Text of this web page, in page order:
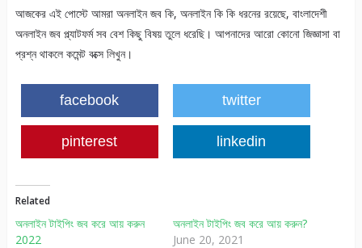
আজকের এই পোস্টে আমরা অনলাইন জব কি, অনলাইন কি কি ধরনের রয়েছে, বাংলাদেশী
অনলাইন জব প্ল্যাটফর্ম সব বেশ কিছু বিষয় তুলে ধরেছি। আপনাদের আরো কোনো জিজ্ঞাসা বা
প্রশ্ন থাকলে কমেন্ট বক্সে লিখুন।
facebook twitter
pinterest linkedin
Related
অনলাইন টাইপিং জব করে আয় করুন
2022
অনলাইন টাইপিং জব করে আয় করুন?
June 20, 2021